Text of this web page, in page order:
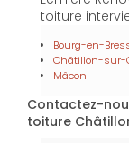
toiture
Bourg-en-
Châtillon-sur-
Mâcon
Contactez-
toiture